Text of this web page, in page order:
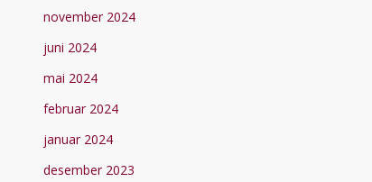
november 2024
juni 2024
mai 2024
februar 2024
januar 2024
desember 2023